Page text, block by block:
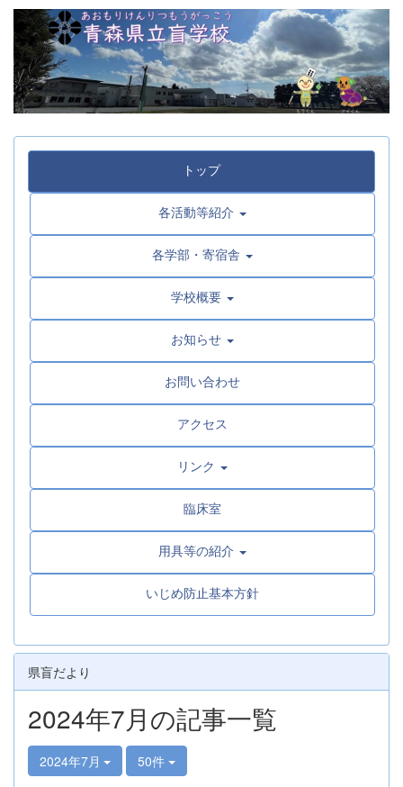
トップ
各活動等紹介
各学部・寄宿舎
学校概要
お知らせ
お問い合わせ
アクセス
リンク
臨床室
用具等の紹介
いじめ防止基本方針
県盲だより
2024年7月の記事一覧
2024年7月 50件